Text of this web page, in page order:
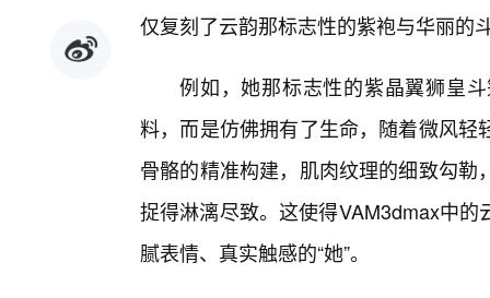
仅复刻了云韵那标志性的紫袍与华丽的
例如，她那标志性的紫晶翼狮皇
料，而是仿佛拥有了生命，随着微风
骨骼的精准构建，肌肉纹理的细致勾
捉得淋漓尽致。这使得VAM3dmax中
腻表情、真实触感的“她”。